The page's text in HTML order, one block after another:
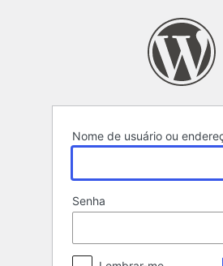
Nome de usuário ou
Senha